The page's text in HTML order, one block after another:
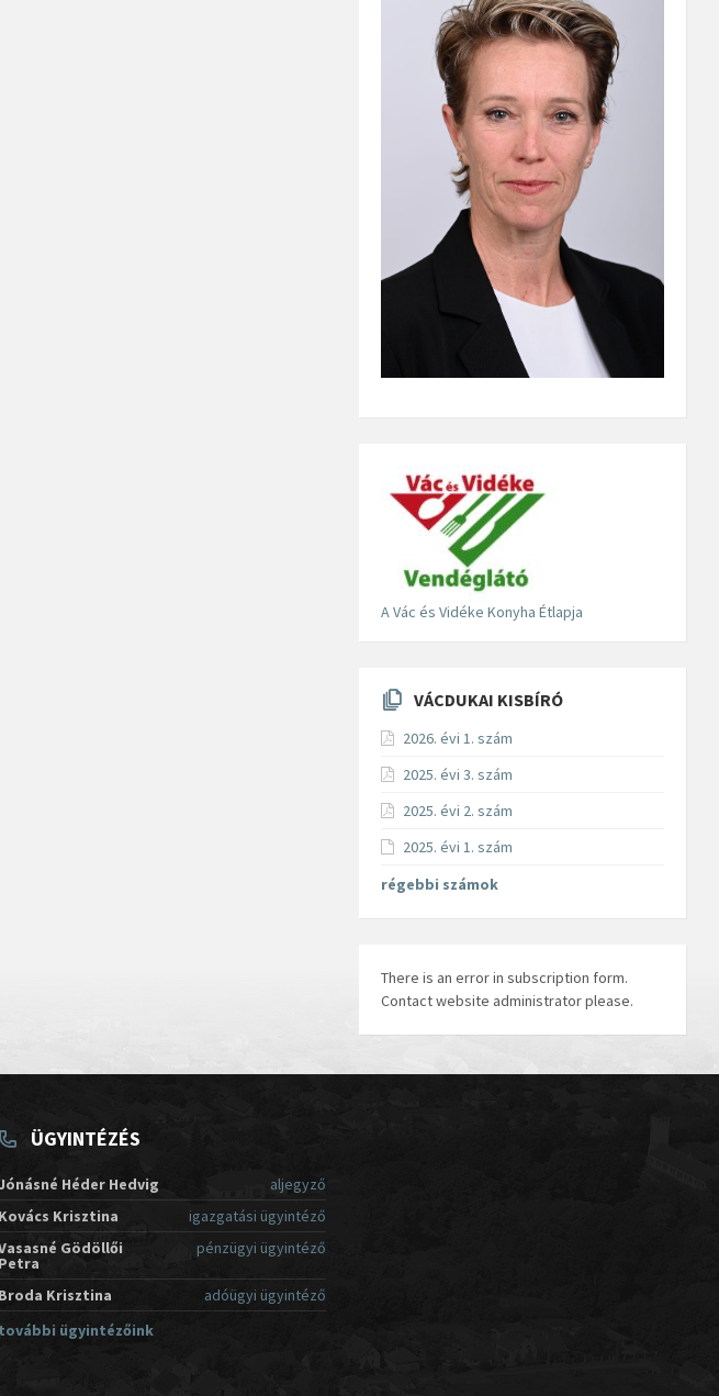
A Vác és Vidéke Konyha Étlapja
VÁCDUKAI KISBÍRÓ
2026. évi 1. szám
2025. évi 3. szám
2025. évi 2. szám
2025. évi 1. szám
régebbi számok
There is an error in subscription form.
Contact website administrator please.
ÜGYINTÉZÉS
Héder Hedvig
aljegyző
Kovács Krisztina
igazgatási ügyintéző
Gödöllői
Petra
pénzügyi ügyintéző
Broda Krisztina
adóügyi ügyintéző
további ügyintézőink